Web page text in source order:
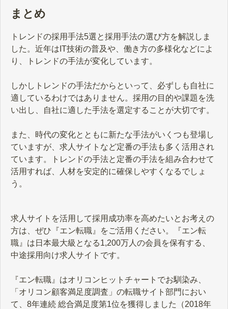
まとめ
トレンドの採用手法5選と採用手法の選び方を解説しま
した。近年はIT技術の普及や、働き方の多様化などによ
り、トレンドの手法が変化しています。
しかしトレンドの手法だからといって、必ずしも自社に
適しているわけではありません。採用の目的や課題を洗
い出し、自社に適した手法を選定することが大切です。
また、時代の変化とともに新たな手法がいくつも登場し
ていますが、求人サイトなど定番の手法も多く活用され
ています。トレンドの手法と定番の手法を組み合わせて
活用すれば、人材を安定的に確保しやすくなるでしょ
う。
求人サイトを活用して採用成功率を高めたいとお考えの
方は、ぜひ『エン転職』をご活用ください。『エン転
職』は日本最大級となる1,200万人の会員を保有する、
中途採用向け求人サイトです。
『エン転職』はオリコンヒットチャートでお馴染み、
「オリコン顧客満足度調査」の転職サイト部門におい
て、8年連続 総合満足度第1位を獲得しました（2018年